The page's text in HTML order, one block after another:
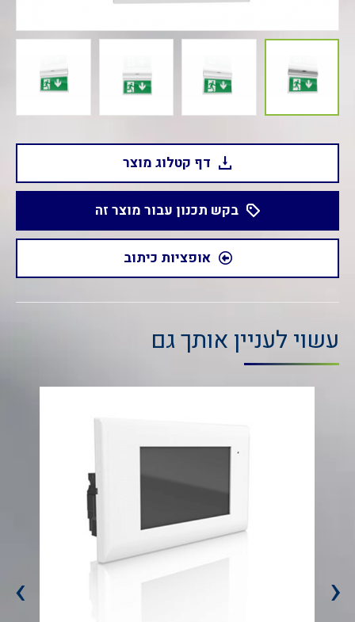
דף קטלוג מוצר
בקש תכנון עבור מוצר זה
אופציות כיתוב
עשוי לעניין אותך גם
‹
›